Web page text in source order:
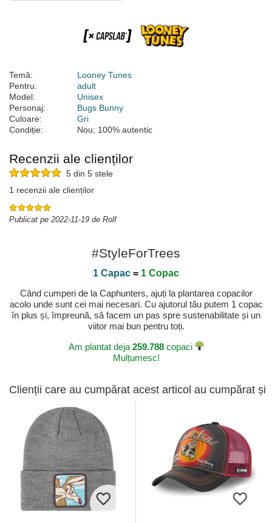
Temă:
Looney Tunes
Pentru:
adult
Model:
Unisex
Personaj:
Bugs Bunny
Culoare:
Gri
Condiție:
Nou; 100% autentic
Recenzii ale clienților
5 din 5 stele
1 recenzii ale clienților
Publicat pe 2022-11-19 de Rolf
#StyleForTrees
1 Capac = 1 Copac
Când cumperi de la Caphunters, ajuți la plantarea copacilor
acolo unde sunt cei mai necesari. Cu ajutorul tău putem 1 copac
în plus și, împreună, să facem un pas spre sustenabilitate și un
viitor mai bun pentru toți.
Am plantat deja 259.788copaci
Mulțumesc!
Clienții care au cumpărat acest articol au cumpărat și